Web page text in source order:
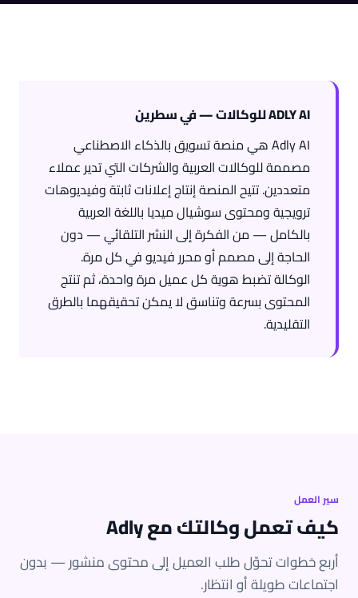
ADLY AI للوكالات — في سطرين
Adly AI هي منصة تسويق بالذكاء الاصطناعي
مصممة للوكالات العربية والشركات التي تدير عملاء
متعددين. تتيح المنصة إنتاج إعلانات ثابتة وفيديوهات
ترويجية ومحتوى سوشيال ميديا باللغة العربية
بالكامل — من الفكرة إلى النشر التلقائي — دون
الحاجة إلى مصمم أو محرر فيديو في كل مرة.
الوكالة تضبط هوية كل عميل مرة واحدة، ثم تنتج
المحتوى بسرعة وتناسق لا يمكن تحقيقهما بالطرق
التقليدية.
سير العمل
كيف تعمل وكالتك مع Adly
أربع خطوات تحوّل طلب العميل إلى محتوى منشور — بدون
اجتماعات طويلة أو انتظار.